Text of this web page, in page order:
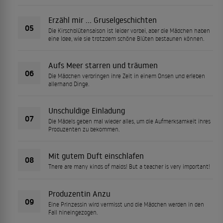
05
Erzähl mir ... Gruselgeschichten
Die Kirschblütensaison ist leider vorbei, aber die Mädchen haben
eine Idee, wie sie trotzdem schöne Blüten bestaunen können.
06
Aufs Meer starren und träumen
Die Mädchen verbringen ihre Zeit in einem Onsen und erleben
allerhand Dinge.
07
Unschuldige Einladung
Die Mädels geben mal wieder alles, um die Aufmerksamkeit ihres
Produzenten zu bekommen.
08 Mit gutem Duft einschlafen
There are many kinds of maids! But a teacher is very important!
09
Produzentin Anzu
Eine Prinzessin wird vermisst und die Mädchen werden in den
Fall hineingezogen.